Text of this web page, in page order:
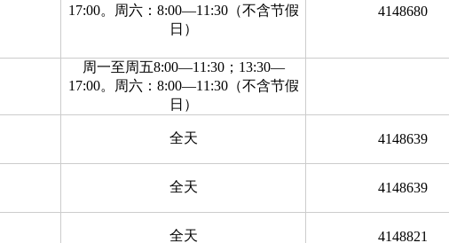
17:00。周六：8:00—11:30（不含节假
日）
4148680
周一至周五8:00—11:30；13:30—
17:00。周六：8:00—11:30（不含节假
日）
全天 4148639
全天 4148639
全天 4148821